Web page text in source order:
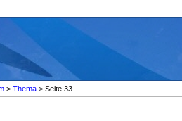
> Thema > Seite 33